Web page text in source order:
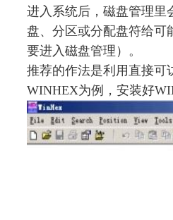
进入系统后，磁盘管理里
盘、分区或分配盘符给可
要进入磁盘管理）。
推荐的作法是利用直接可
WINHEX为例，安装好